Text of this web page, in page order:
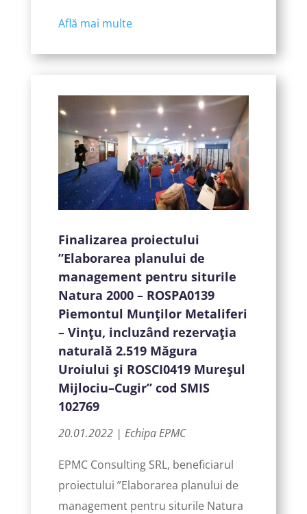
Află mai multe
Finalizarea proiectului
”Elaborarea planului de
management pentru siturile
Natura 2000 – ROSPA0139
Piemontul Munţilor Metaliferi
– Vinţu, incluzând rezervaţia
naturală 2.519 Măgura
Uroiului şi ROSCI0419 Mureşul
Mijlociu–Cugir” cod SMIS
102769
20.01.2022 | Echipa EPMC
EPMC Consulting SRL, beneficiarul
proiectului ”Elaborarea planului de
management pentru siturile Natura